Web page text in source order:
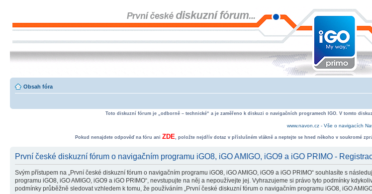
Obsah fóra
Toto diskuzní fórum je „odborně – technické“ a je zaměřeno k diskuzi o navigačních programech IGO. V tomto
www.navon.cz - Vše o navigacích
Pokud nenajdete odpověď na fóru ani ZDE, položte nejdřív dotaz v příslušném vlákně a neptejte se hned někoho v soukromé
První české diskuzní fórum o navigačním programu iGO8, iGO AMIGO, iGO9 a iGO PRIMO -
Svým přístupem na „První české diskuzní fórum o navigačním programu iGO8, iGO AMIGO, iGO9 a iGO PRIMO“ souhlasíte s
programu iGO8, iGO AMIGO, iGO9 a iGO PRIMO“, nevstupujte na něj a nepoužívejte jej. Vyhrazujeme si právo tyto podmínky
podmínky průběžně sledovat vzhledem k tomu, že používáním „První české diskuzní fórum o navigačním programu iGO8, iGO